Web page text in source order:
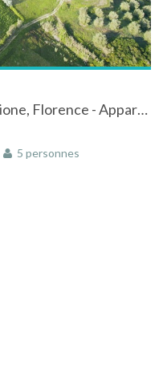
Agriturismo Il Poggio - Montaione, Florence - Appartement 2 chambres
5 personnes